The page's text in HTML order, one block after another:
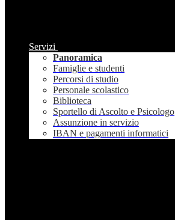
Servizi
Panoramica
Famiglie e studenti
Percorsi di studio
Personale scolastico
Biblioteca
Sportello di Ascolto e Psicologo
Assunzione in servizio
IBAN e pagamenti informatici